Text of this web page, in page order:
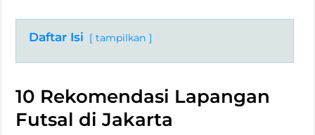
Daftar Isi tampilkan
10 Rekomendasi Lapangan
Futsal di Jakarta